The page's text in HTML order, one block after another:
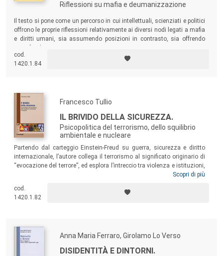
Riflessioni su mafia e deumanizzazione
Il testo si pone come un percorso in cui intellettuali, scienziati e politici
offrono le proprie riflessioni relativamente ai diversi nodi legati a mafia
e diritti umani, sia assumendo posizioni in contrasto, sia offrendo
cod.
1420.1.84
Francesco Tullio
IL BRIVIDO DELLA SICUREZZA.
Psicopolitica del terrorismo, dello squilibrio
ambientale e nucleare
Partendo dal carteggio Einstein-Freud su guerra, sicurezza e diritto
internazionale, l’autore collega il terrorismo al significato originario di
“evocazione del terrore”, ed esplora l’intreccio tra violenza e istituzioni,
minaccia nucleare e crisi ambientale. Si discute di sicurezza umana ed
suicidi. Sull’esempio dell’ex Jugoslavia, si esplora il nesso fra vertice e
massa nelle situazioni di polarizzazione bellica, e la relazione fra crisi
Scopri di più
cod.
1420.1.82
Anna Maria Ferraro, Girolamo Lo Verso
DISIDENTITÀ E DINTORNI.